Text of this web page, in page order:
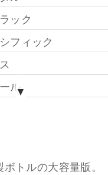
▼
ック
フィック
ル
トルの大容量版。